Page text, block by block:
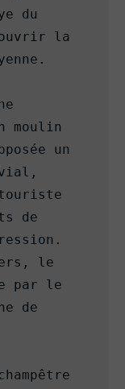
du
la
moulin
un
de
le
par le
de